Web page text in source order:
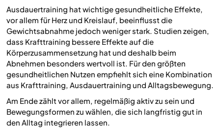
Ausdauertraining hat wichtige gesundheitliche Effekte,
vor allem für Herz und Kreislauf, beeinflusst die
Gewichtsabnahme jedoch weniger stark. Studien zeigen,
dass Krafttraining bessere Effekte auf die
Körperzusammensetzung hat und deshalb beim
Abnehmen besonders wertvoll ist. Für den größten
gesundheitlichen Nutzen empfiehlt sich eine Kombination
aus Krafttraining, Ausdauertraining und Alltagsbewegung.
Am Ende zählt vor allem, regelmäßig aktiv zu sein und
Bewegungsformen zu wählen, die sich langfristig gut in
den Alltag integrieren lassen.